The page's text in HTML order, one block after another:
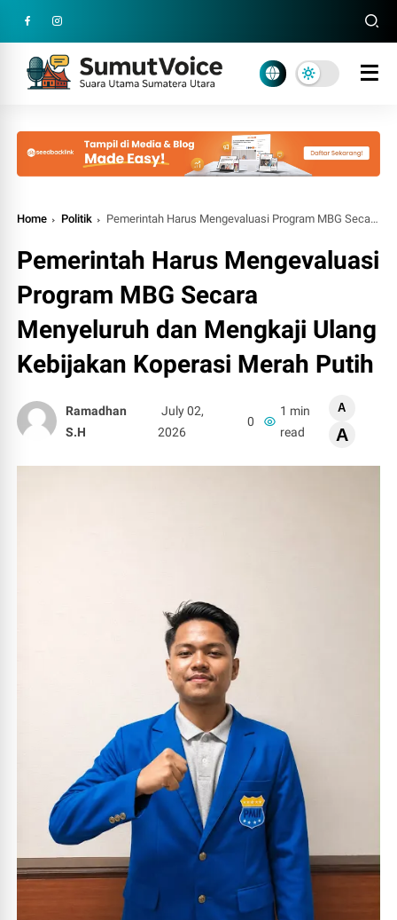
Home Politik Pemerintah Harus Mengevaluasi Program MBG Secara Menyeluruh dan Mengkaji Ulang Kebijakan Koperasi Merah Putih
Pemerintah Harus Mengevaluasi
Program MBG Secara
Menyeluruh dan Mengkaji Ulang
Kebijakan Koperasi Merah Putih
Ramadhan
S.H
July 02,
2026
0
1 min
read
A
A